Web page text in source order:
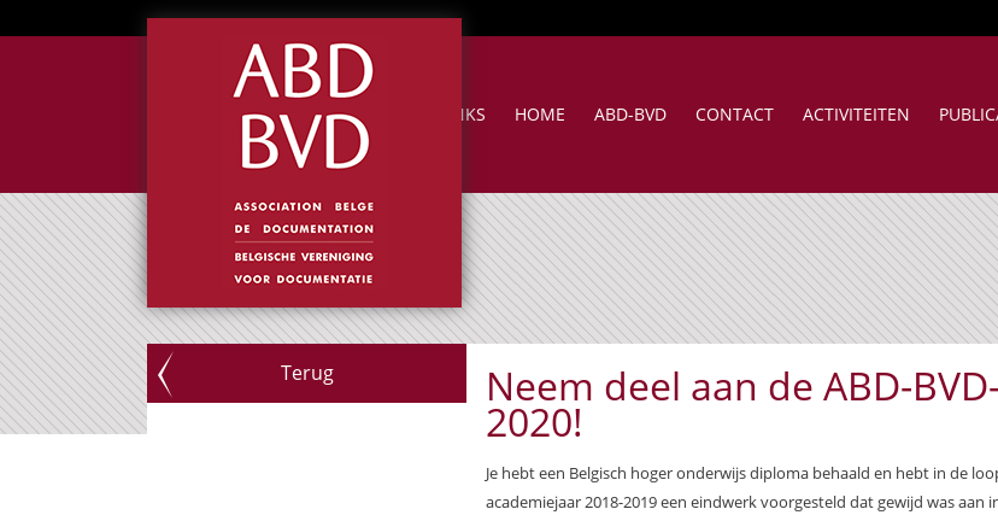
NUTTIGE LINKS HOME ABD-BVD CONTACT ACTIVITEITEN
Terug Neem deel aan de ABD-
2020!
Je hebt een Belgisch hoger onderwijs diploma behaald en hebt in de
academiejaar 2018-2019 een eindwerk voorgesteld dat gewijd was aan